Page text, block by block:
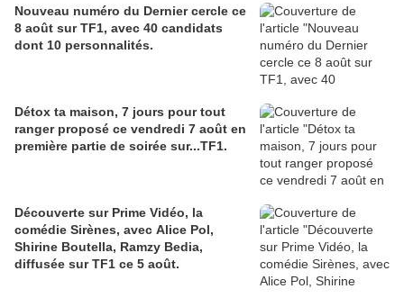
Nouveau numéro du Dernier cercle ce
8 août sur TF1, avec 40 candidats
dont 10 personnalités.
Détox ta maison, 7 jours pour tout
ranger proposé ce vendredi 7 août en
première partie de soirée sur...TF1.
Découverte sur Prime Vidéo, la
comédie Sirènes, avec Alice Pol,
Shirine Boutella, Ramzy Bedia,
diffusée sur TF1 ce 5 août.